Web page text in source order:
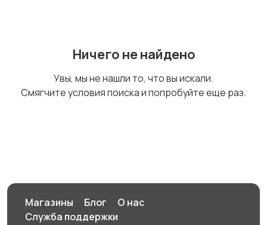
Ничего не найдено
Увы, мы не нашли то, что вы искали.
Смягчите условия поиска и попробуйте еще раз.
Магазины Блог
О нас
Служба поддержки